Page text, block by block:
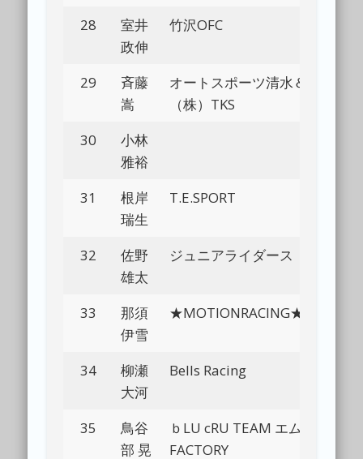
28
室井
政伸
竹沢OFC
29
斉藤
嵩
オートスポーツ清水＆
（株）TKS
30
小林
雅裕
31
根岸
瑞生
T.E.SPORT
32
佐野
雄太
ジュニアライダース
33
那須
伊雪
★MOTIONRACING★
34
柳瀬
大河
Bells Racing
35
鳥谷
部 晃
ｂLU cRU TEAM エム
FACTORY